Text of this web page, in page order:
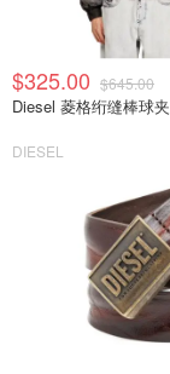
$325.00 $645.00
Diesel 菱格绗缝棒球
DIESEL